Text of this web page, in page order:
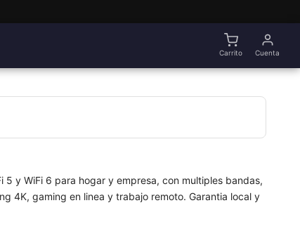
Carrito Cuenta
y WiFi 6 para hogar y empresa, con multiples bandas,
4K, gaming en linea y trabajo remoto. Garantia local y